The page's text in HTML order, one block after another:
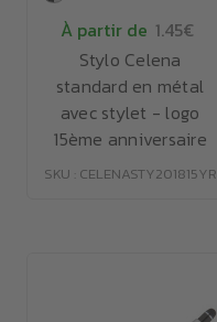
À partir de 1.45€
Stylo Celena
standard en métal
avec stylet - logo
15ème anniversaire
SKU : CELENASTY201815YR